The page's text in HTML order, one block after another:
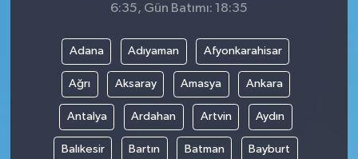
6:35, Gün Batımı: 18:35
Adana Adıyaman Afyonkarahisar
Ağrı Aksaray Amasya Ankara
Antalya Ardahan Artvin Aydın
Balıkesir Bartın Batman Bayburt